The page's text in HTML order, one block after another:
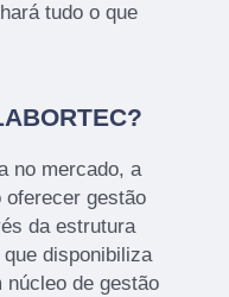
tudo o que
no mercado, a
oferecer gestão
da estrutura
disponibiliza
núcleo de gestão